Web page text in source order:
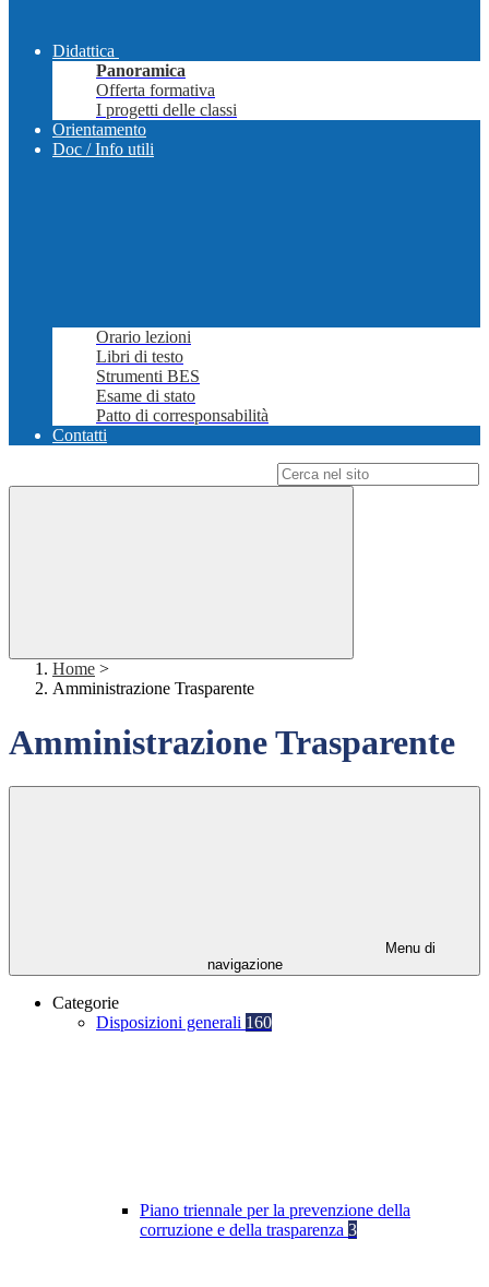
Didattica
Panoramica
Offerta formativa
I progetti delle classi
Orientamento
Doc / Info utili
Orario lezioni
Libri di testo
Strumenti BES
Esame di stato
Patto di corresponsabilità
Contatti
Home >
Amministrazione Trasparente
Amministrazione Trasparente
Menu di
navigazione
Categorie
Disposizioni generali 160
Piano triennale per la prevenzione della
corruzione e della trasparenza 3